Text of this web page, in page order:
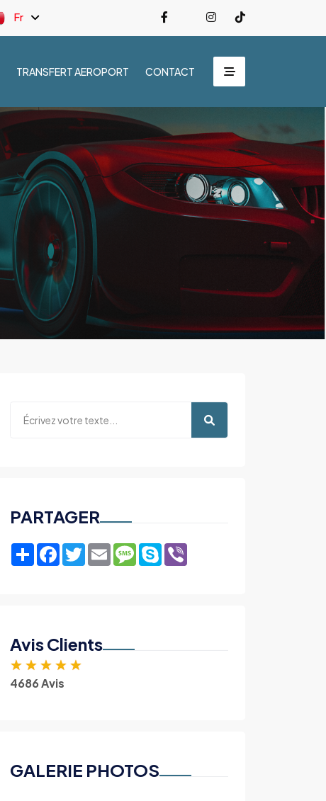
Fr
TRANSFERT AEROPORT CONTACT
PARTAGER
ShareFacebook
TwitterEmailMessage
Skype
Avis Clients
★ ★ ★ ★ ★
4686 Avis
GALERIE PHOTOS